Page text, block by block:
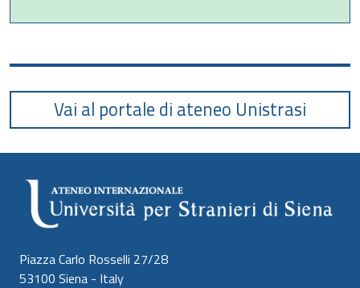
Vai al portale di ateneo Unistrasi
Piazza Carlo Rosselli 27/28
53100 Siena - Italy